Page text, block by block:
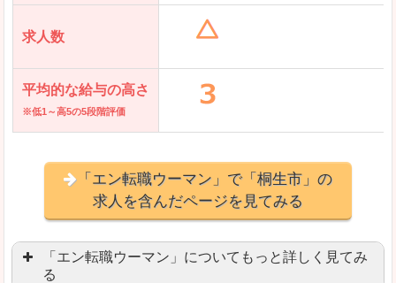
求人数
平均的な給与の高さ
※低1～高5の5段階評価
「エン転職ウーマン」で「桐生市」の
求人を含んだページを見てみる
「エン転職ウーマン」についてもっと詳しく見てみ
る